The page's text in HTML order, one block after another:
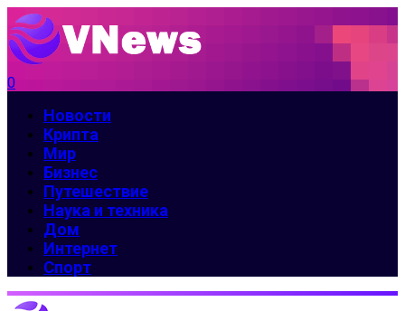
0
Новости
Крипта
Мир
Бизнес
Путешествие
Наука и техника
Дом
Интернет
Спорт